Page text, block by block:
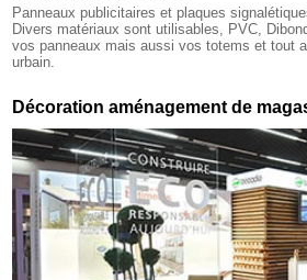
Panneaux publicitaires et plaques
Divers matériaux sont utilisables, PVC,
vos panneaux mais aussi vos totems et tout
urbain.
Décoration aménagement de